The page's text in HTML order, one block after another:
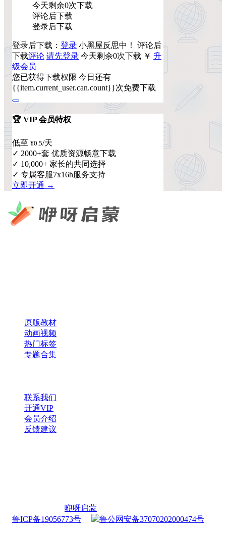
今天剩余0次下载
评论后下载
登录后下载
登录后下载： 登录 小黑屋反思中！ 评论后
下载评论 请先登录 今天剩余0次下载 ￥ 升
级会员
您已获得下载权限 今日还有
{{item.current_user.can.count}}次免费下载
🏆 VIP 会员特权
低至 ¥0.5/天
✓ 2000+套 优质资源畅意下载
✓ 10,000+ 家长的共同选择
✓ 专属客服7x16h服务支持
立即开通 →
原版教材
动画视频
热门标签
专题合集
联系我们
开通VIP
会员介绍
反馈建议
咿呀启蒙
鲁ICP备19056773号
鲁公网安备37070202000474号